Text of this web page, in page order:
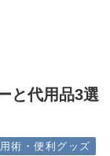
と代用品3選
術・便利グッズ